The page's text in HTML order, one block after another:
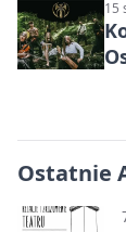
15
Ostatnie